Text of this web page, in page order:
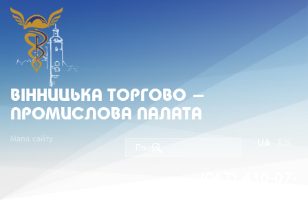
ВIННИЦЬКА ТОРГОВО -
ПРОМИСЛОВА ПАЛАТА
Мапа сайту